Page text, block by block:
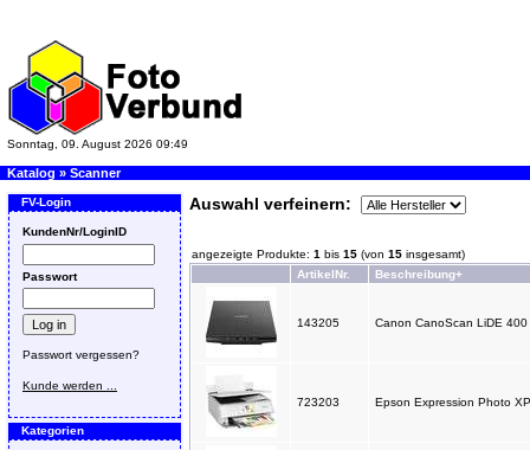
Sonntag, 09. August 2026 09:49
Katalog » Scanner
FV-Login
KundenNr/LoginID
Passwort
Passwort vergessen?
Kunde werden ...
Kategorien
Auswahl verfeinern:
angezeigte Produkte: 1 bis 15 (von 15 insgesamt)
ArtikelNr.
Beschreibung+
143205 Canon CanoScan LiDE
723203 Epson Expression Photo